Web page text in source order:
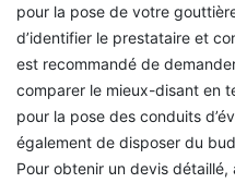
pour la pose de votre
d’identifier le prestataire et
est recommandé de
comparer le mieux-disant en
pour la pose des conduits
également de disposer du
Pour obtenir un devis